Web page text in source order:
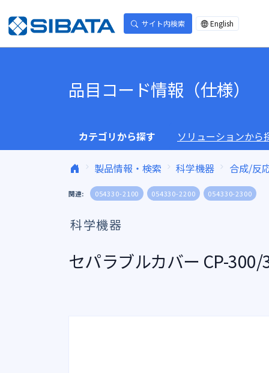
サイト内検索 English
品目コード情報（仕様）
カテゴリから探す ソリューションから
製品情報・検索 科学機器 合成/反
関連: 054330-2100 054330-2200 054330-2300
科学機器
セパラブルカバー CP-